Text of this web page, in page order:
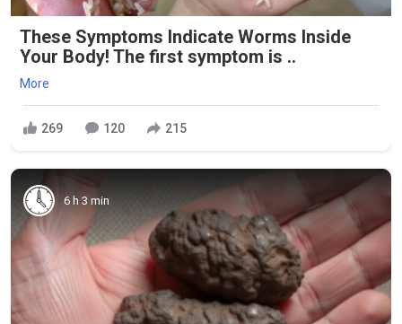
These Symptoms Indicate Worms Inside
Your Body! The first symptom is ..
More
269 120 215
6 h 3 min